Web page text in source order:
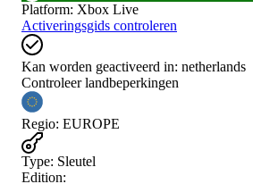
Platform: Xbox Live
Activeringsgids controleren
Kan worden geactiveerd in: netherlands
Controleer landbeperkingen
Regio: EUROPE
Type: Sleutel
Edition: